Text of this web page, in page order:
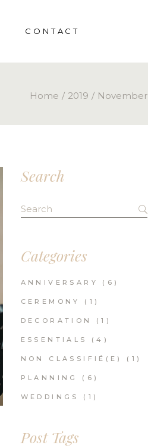
CONTACT
Home 2019 November
Search
Search
for:
Categories
ANNIVERSARY (6)
CEREMONY (1)
DECORATION (1)
ESSENTIALS (4)
NON CLASSIFIÉ(E) (1)
PLANNING (6)
WEDDINGS (1)
Post Tags